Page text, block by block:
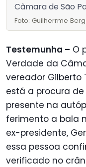
Câmara de São
Foto: Guilherrme
Testemunha – O
Verdade da
vereador Gilberto
está a procura
presente na
ferimento a bala
ex-presidente,
essa pessoa
verificado no